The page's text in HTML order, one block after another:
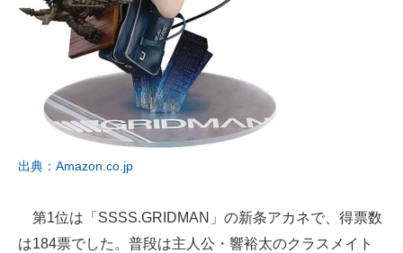
出典：Amazon.co.jp
第1位は「SSSS.GRIDMAN」の新条アカネで、得票数
は184票でした。普段は主人公・響裕太のクラスメイト